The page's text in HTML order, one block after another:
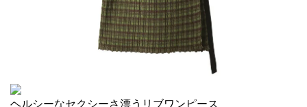
ヘルシーなセクシーさ漂うリブワンピース